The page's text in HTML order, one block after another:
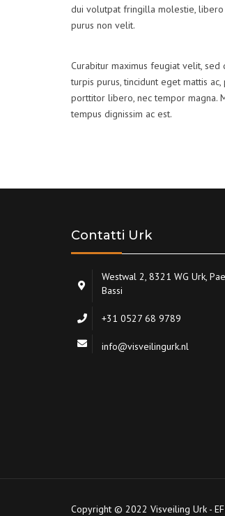
dui volutpat fringilla molestie,
purus non velit.
Curabitur maximus feugiat velit, sed
turpis purus, tincidunt eget mattis
porttitor libero, nec tempor magna.
tempus dignissim ac est.
Contatti Urk
Westwal 2, 8321 WG Urk,
Bassi
+31 0527 68 9789
info@visveilingurk.nl
Copyright © 2022 Visveiling Urk -